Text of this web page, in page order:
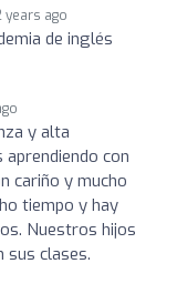
years ago
de inglés
y alta
con
cariño y mucho
tiempo y hay
Nuestros hijos
sus clases.